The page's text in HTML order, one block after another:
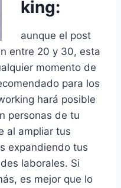
king:
aunque el post
entre 20 y 30, esta
momento de
para los
hará posible
personas de tu
al ampliar tus
expandiendo tus
laborales. Si
es mejor que lo